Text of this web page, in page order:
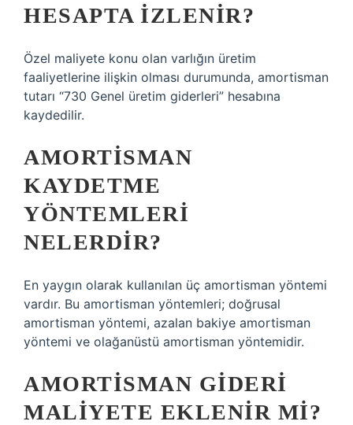
HESAPTA IZLENIR?
Özel maliyete konu olan varlığın üretim
faaliyetlerine ilişkin olması durumunda, amortisman
tutarı “730 Genel üretim giderleri” hesabına
kaydedilir.
AMORTISMAN
KAYDETME
YÖNTEMLERI
NELERDIR?
En yaygın olarak kullanılan üç amortisman yöntemi
vardır. Bu amortisman yöntemleri; doğrusal
amortisman yöntemi, azalan bakiye amortisman
yöntemi ve olağanüstü amortisman yöntemidir.
AMORTISMAN GIDERI
MALIYETE EKLENIR MI?